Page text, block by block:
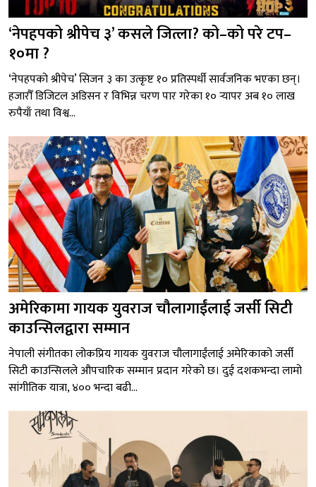
‘नेपहपको श्रीपेच ३’ कसले जित्ला? को–को परे टप–
१०मा ?
‘नेपहपको श्रीपेच’ सिजन ३ का उत्कृष्ट १० प्रतिस्पर्धी सार्वजनिक भएका छन्।
हजारौँ डिजिटल अडिसन र विभिन्न चरण पार गरेका १० र्‍यापर अब १० लाख
रुपैयाँ तथा विश्व...
अमेरिकामा गायक युवराज चौलागाईंलाई जर्सी सिटी
काउन्सिलद्वारा सम्मान
नेपाली संगीतका लोकप्रिय गायक युवराज चौलागाईंलाई अमेरिकाको जर्सी
सिटी काउन्सिलले औपचारिक सम्मान प्रदान गरेको छ। दुई दशकभन्दा लामो
सांगीतिक यात्रा, ४०० भन्दा बढी...